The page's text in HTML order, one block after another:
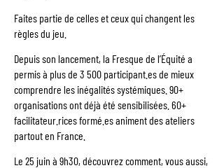
Faites partie de celles et ceux qui changent les
règles du jeu.
Depuis son lancement, la Fresque de l’Équité a
permis à plus de 3 500 participant.es de mieux
comprendre les inégalités systémiques. 90+
organisations ont déjà été sensibilisées. 60+
facilitateur.rices formé.es animent des ateliers
partout en France.
Le 25 juin à 9h30, découvrez comment, vous aussi,